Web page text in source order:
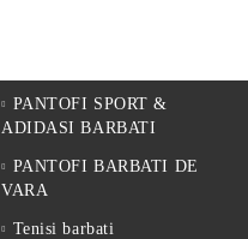
PANTOFI SPORT &
ADIDASI BARBATI
PANTOFI BARBATI DE
VARA
Tenisi barbati